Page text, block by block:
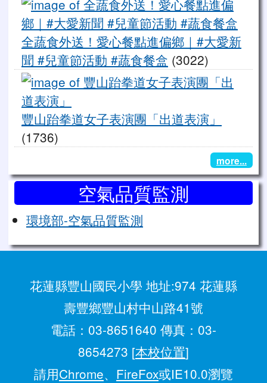
全蔬食外送！愛心餐點進偏鄉｜#大愛新
聞 #兒童節活動 #蔬食餐盒 (3022)
豐山跆拳道女子表演團「出道表演」
(1736)
more...
空氣品質監測
環境部-空氣品質監測
花蓮縣豐山國民小學 地址:974 花蓮縣
壽豐鄉豐山村中山路41號
電話：03-8651640 傳真：03-
8654273 [本校位置]
請用Chrome、 FireFox或IE10.0瀏覽